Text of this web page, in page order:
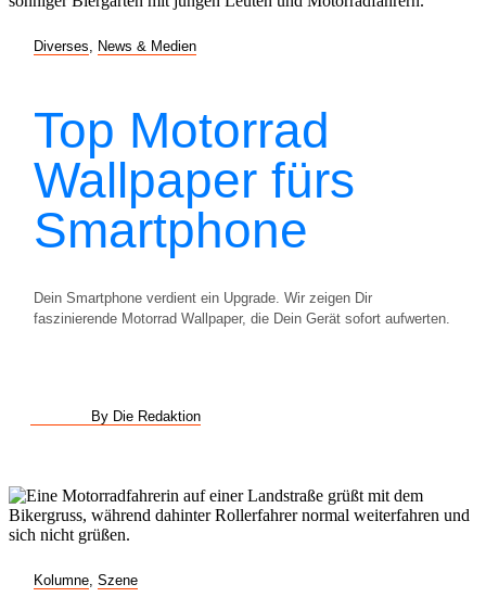
Diverses News & Medien
Top Motorrad
Wallpaper fürs
Smartphone
Dein Smartphone verdient ein Upgrade. Wir zeigen Dir
faszinierende Motorrad Wallpaper, die Dein Gerät sofort aufwerten.
By Die Redaktion
Kolumne Szene